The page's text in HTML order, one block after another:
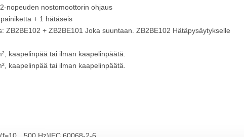
nopeuden nostomoottorin ohjaus
+ 1 hätäseis
ZB2BE102 + ZB2BE101 Joka suuntaan. ZB2BE102 Hätäpysäytykselle
kaapelinpää tai ilman kaapelinpäätä.
kaapelinpää tai ilman kaapelinpäätä.
Hz)IEC 60068-2-6